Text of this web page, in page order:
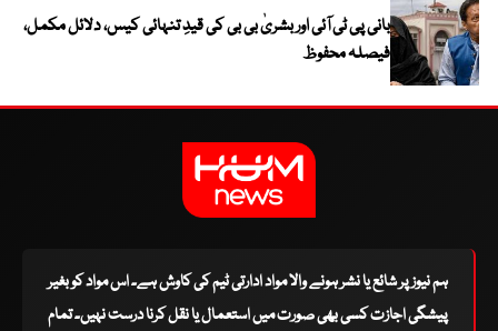
بانی پی ٹی آئی اور بشریٰ بی بی کی قیدِ تنہائی کیس، دلائل مکمل،
فیصلہ محفوظ
ہم نیوز پر شائع یا نشر ہونے والا مواد ادارتی ٹیم کی کاوش ہے۔ اس مواد کو بغیر
پیشگی اجازت کسی بھی صورت میں استعمال یا نقل کرنا درست نہیں۔ تمام